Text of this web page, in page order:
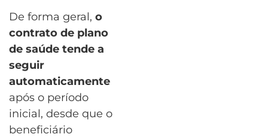
De forma geral, o
contrato de plano
de saúde tende a
seguir
automaticamente
após o período
inicial, desde que o
beneficiário